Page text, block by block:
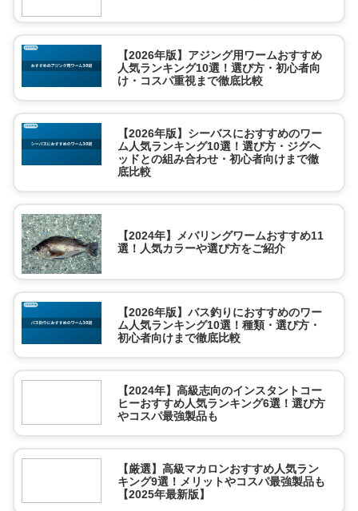
【2026年版】アジング用ワームおすすめ
人気ランキング10選！選び方・初心者向
け・コスパ重視まで徹底比較
【2026年版】シーバスにおすすめのワー
ム人気ランキング10選！選び方・ジグヘ
ッドとの組み合わせ・初心者向けまで徹
底比較
【2024年】メバリングワームおすすめ11
選！人気カラーや選び方をご紹介
【2026年版】バス釣りにおすすめのワー
ム人気ランキング10選！種類・選び方・
初心者向けまで徹底比較
【2024年】高級志向のインスタントコー
ヒーおすすめ人気ランキング6選！選び方
やコスパ最強製品も
【厳選】高級マカロンおすすめ人気ラン
キング9選！メリットやコスパ最強製品も
【2025年最新版】